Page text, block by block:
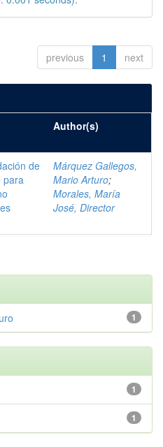
previous 1 next
Author(s)
de
para
Márquez Gallegos,
Mario Arturo;
Morales, María
José, Director
1
1
1